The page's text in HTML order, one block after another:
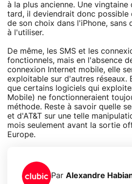
à la plus ancienne. Une
tard, il deviendrait donc possible
de son choix dans l'iPhone, sans
à l'utiliser.
De même, les SMS et les
fonctionnels, mais en l'absence
connexion Internet mobile, elle
exploitable sur d'autres réseaux.
que certains logiciels qui
Mobile) ne fonctionneraient
méthode. Reste à savoir quelle
et d'AT&T sur une telle
mois seulement avant la sortie
Europe.
Par Alexandre